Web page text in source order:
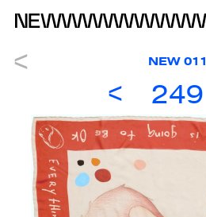
NEW 011
249